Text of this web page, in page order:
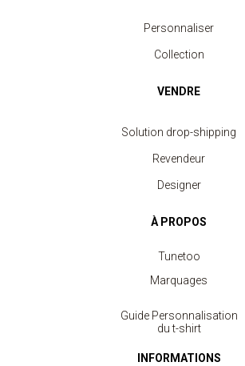
Personnaliser
Collection
VENDRE
Solution drop-shipping
Revendeur
Designer
À PROPOS
Tunetoo
Marquages
Guide Personnalisation
du t-shirt
INFORMATIONS